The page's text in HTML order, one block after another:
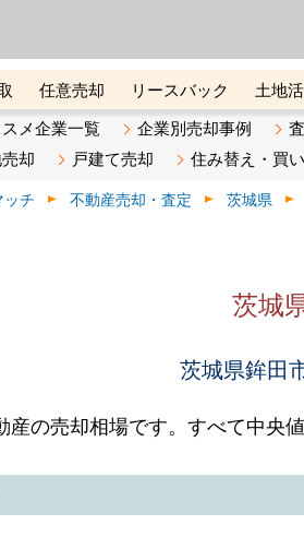
任意売却 リースバック 土地
動産カンパニー オンライン講座
メ企業一覧 企業別売却事例
却 戸建て売却 住み替え・買
チ 不動産売却・査定 茨城県
茨城
茨城県鉾田
の売却相場です。すべて中央